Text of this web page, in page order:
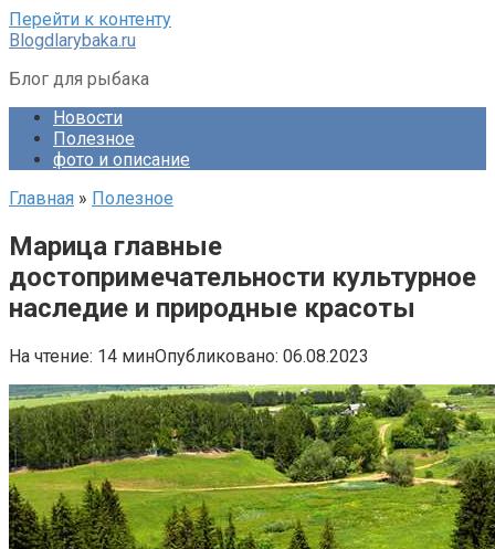
Перейти к контенту
Blogdlarybaka.ru
Блог для рыбака
Новости
Полезное
фото и описание
Главная » Полезное
Марица главные
достопримечательности культурное
наследие и природные красоты
На чтение: 14 минОпубликовано: 06.08.2023